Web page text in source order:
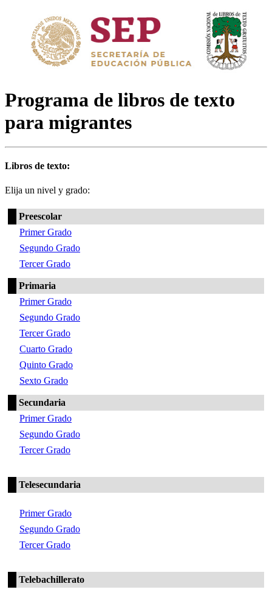
Programa de libros de texto
para migrantes
Libros de texto:
Elija un nivel y grado:
Preescolar
Primer Grado
Segundo Grado
Tercer Grado
Primaria
Primer Grado
Segundo Grado
Tercer Grado
Cuarto Grado
Quinto Grado
Sexto Grado
Secundaria
Primer Grado
Segundo Grado
Tercer Grado
Telesecundaria
Primer Grado
Segundo Grado
Tercer Grado
Telebachillerato